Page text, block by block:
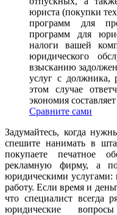
юриста (покупки
программ для
программ для
налоги вашей
юридического
взысканию
услуг с должника,
этом случае
экономия
Сравните сами
Задумайтесь, когда
спешите нанимать в
покупаете печатное
рекламную фирму, а
юридическими услугами:
работу. Если время и
что специалист всегда
юридические